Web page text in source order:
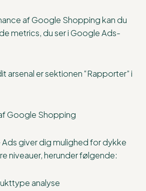
af Google Shopping kan du
metrics, du ser i Google Ads-
arsenal er sektionen “Rapporter” i
giver dig mulighed for dykke
niveauer, herunder følgende:
analyse